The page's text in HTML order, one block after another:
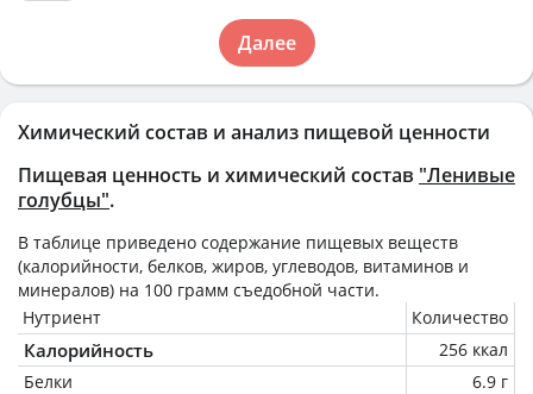
Химический состав и анализ пищевой ценности
Пищевая ценность и химический состав "Ленивые
голубцы".
В таблице приведено содержание пищевых веществ
(калорийности, белков, жиров, углеводов, витаминов и
минералов) на 100 грамм съедобной части.
Нутриент
Количество
Калорийность
256 ккал
Белки
6.9 г
Далее